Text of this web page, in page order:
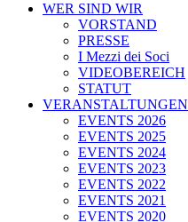
WER SIND WIR
VORSTAND
PRESSE
I Mezzi dei Soci
VIDEOBEREICH
STATUT
VERANSTALTUNGEN
EVENTS 2026
EVENTS 2025
EVENTS 2024
EVENTS 2023
EVENTS 2022
EVENTS 2021
EVENTS 2020